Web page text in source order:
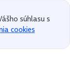
súhlasu s
cookies